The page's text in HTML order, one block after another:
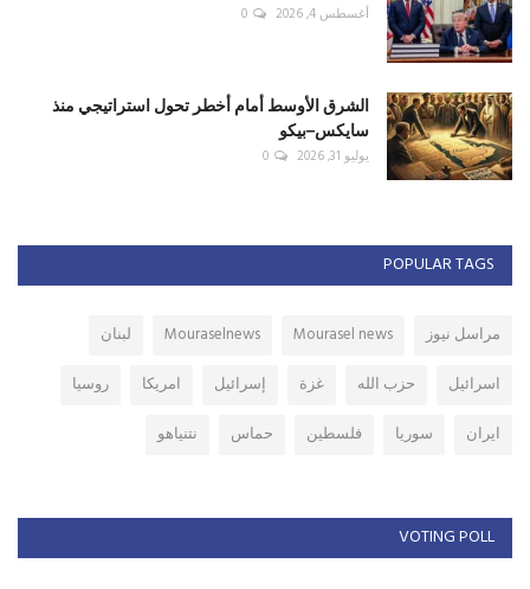
أغسطس 4, 2026 0
الشرق الأوسط أمام أخطر تحول استراتيجي منذ
سايكس–بيكو
يوليو 31, 2026 0
POPULAR TAGS
مراسل نيوز Mourasel news
Mouraselnews
لبنان
اسرائيل
حزب الله غزة إسرائيل امريكا
روسيا
ايران
سوريا فلسطين حماس نتنياهو
VOTING POLL